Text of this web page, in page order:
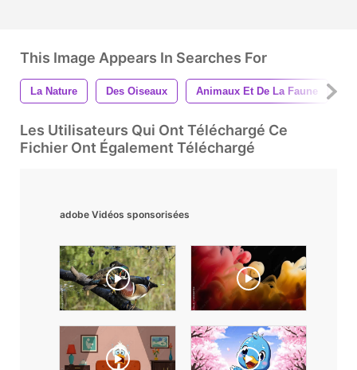
This Image Appears In Searches For
La Nature Des Oiseaux Animaux Et De La Faune
Les Utilisateurs Qui Ont Téléchargé Ce
Fichier Ont Également Téléchargé
adobe Vidéos sponsorisées